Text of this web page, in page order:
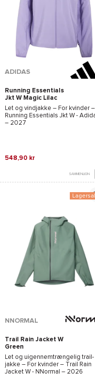
ADIDAS
Running Essentials
Jkt W Magic Lilac
Let og vindjakke – For kvinder –
Running Essentials Jkt W -
– 2027
548,90 kr
SAMMENLIGN
NNORMAL
Trail Rain Jacket W
Green
Let og uigennemtrængelig trail-
jakke – For kvinder – Trail Rain
Jacket W - NNormal – 2026